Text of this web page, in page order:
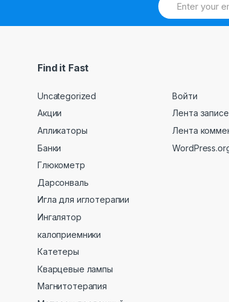
Find it Fast
Uncategorized
Акции
Апликаторы
Банки
Глюкометр
Дарсонваль
Игла для иглотерапии
Ингалятор
калоприемники
Катетеры
Кварцевые лампы
Магнитотерапия
Войти
Лента
Лента